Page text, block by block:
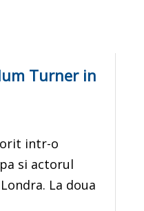
Turner in
intr-o
si actorul
La doua